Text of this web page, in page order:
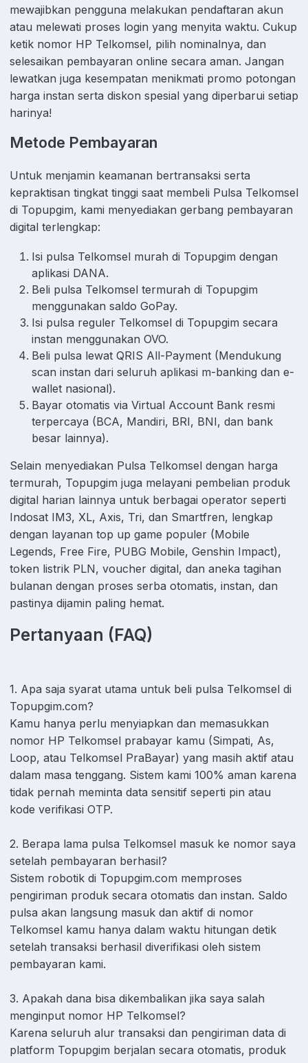
mewajibkan pengguna melakukan pendaftaran akun
atau melewati proses login yang menyita waktu. Cukup
ketik nomor HP Telkomsel, pilih nominalnya, dan
selesaikan pembayaran online secara aman. Jangan
lewatkan juga kesempatan menikmati promo potongan
harga instan serta diskon spesial yang diperbarui setiap
harinya!
Metode Pembayaran
Untuk menjamin keamanan bertransaksi serta
kepraktisan tingkat tinggi saat membeli Pulsa Telkomsel
di Topupgim, kami menyediakan gerbang pembayaran
digital terlengkap:
Isi pulsa Telkomsel murah di Topupgim dengan
aplikasi DANA.
Beli pulsa Telkomsel termurah di Topupgim
menggunakan saldo GoPay.
Isi pulsa reguler Telkomsel di Topupgim secara
instan menggunakan OVO.
Beli pulsa lewat QRIS All-Payment (Mendukung
scan instan dari seluruh aplikasi m-banking dan e-
wallet nasional).
Bayar otomatis via Virtual Account Bank resmi
terpercaya (BCA, Mandiri, BRI, BNI, dan bank
besar lainnya).
Selain menyediakan Pulsa Telkomsel dengan harga
termurah, Topupgim juga melayani pembelian produk
digital harian lainnya untuk berbagai operator seperti
Indosat IM3, XL, Axis, Tri, dan Smartfren, lengkap
dengan layanan top up game populer (Mobile
Legends, Free Fire, PUBG Mobile, Genshin Impact),
token listrik PLN, voucher digital, dan aneka tagihan
bulanan dengan proses serba otomatis, instan, dan
pastinya dijamin paling hemat.
Pertanyaan (FAQ)
1. Apa saja syarat utama untuk beli pulsa Telkomsel di
Topupgim.com?
Kamu hanya perlu menyiapkan dan memasukkan
nomor HP Telkomsel prabayar kamu (Simpati, As,
Loop, atau Telkomsel PraBayar) yang masih aktif atau
dalam masa tenggang. Sistem kami 100% aman karena
tidak pernah meminta data sensitif seperti pin atau
kode verifikasi OTP.
2. Berapa lama pulsa Telkomsel masuk ke nomor saya
setelah pembayaran berhasil?
Sistem robotik di Topupgim.com memproses
pengiriman produk secara otomatis dan instan. Saldo
pulsa akan langsung masuk dan aktif di nomor
Telkomsel kamu hanya dalam waktu hitungan detik
setelah transaksi berhasil diverifikasi oleh sistem
pembayaran kami.
3. Apakah dana bisa dikembalikan jika saya salah
menginput nomor HP Telkomsel?
Karena seluruh alur transaksi dan pengiriman data di
platform Topupgim berjalan secara otomatis, produk